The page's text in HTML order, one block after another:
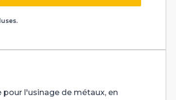
pour l'usinage de métaux, en